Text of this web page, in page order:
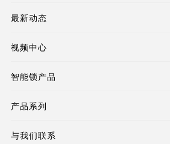
最新动态
视频中心
智能锁产品
产品系列
与我们联系